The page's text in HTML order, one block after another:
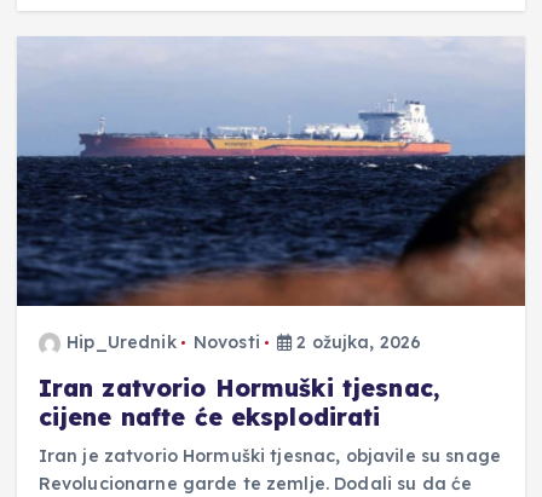
Hip_Urednik Novosti 2 ožujka, 2026
Iran zatvorio Hormuški tjesnac,
cijene nafte će eksplodirati
Iran je zatvorio Hormuški tjesnac, objavile su snage
Revolucionarne garde te zemlje. Dodali su da će